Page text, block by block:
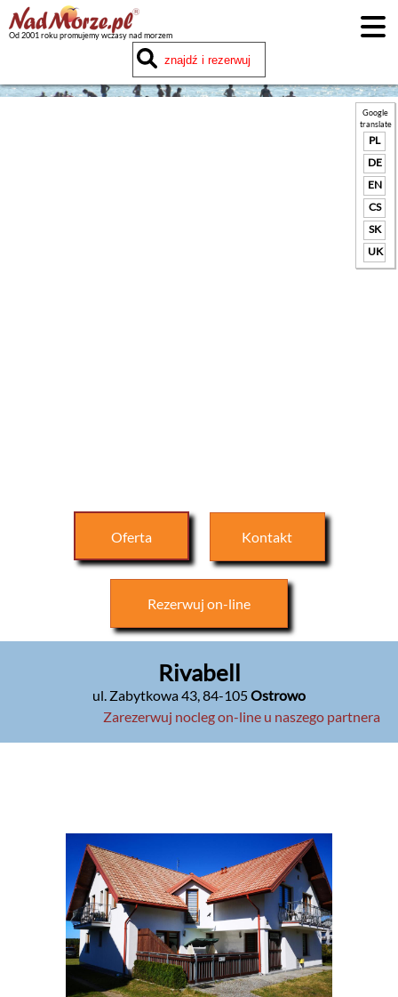
Od 2001 roku promujemy wczasy nad morzem
Google
translate
PL
DE
EN
CS
SK
UK
Oferta Kontakt
Rezerwuj on-line
Rivabell
ul. Zabytkowa 43,84-105Ostrowo
Zarezerwuj nocleg on-line u naszego partnera